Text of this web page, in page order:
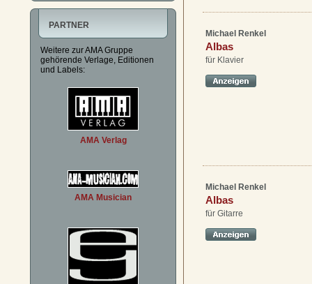
PARTNER
Weitere zur AMA Gruppe
gehörende Verlage, Editionen
und Labels:
AMA Verlag
AMA Musician
Michael Renkel
Albas
für Klavier
Michael Renkel
Albas
für Gitarre